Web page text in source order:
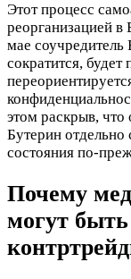
Этот процесс
реорганизацией в
мае соучредитель
сократится,
этом раскрыв, что
Бутерин отдельно
состояния по-
Почему
могут